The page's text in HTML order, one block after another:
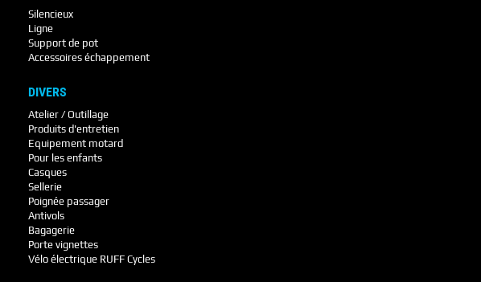
Silencieux
Ligne
Support de pot
Accessoires échappement
DIVERS
Atelier / Outillage
Produits d'entretien
Equipement motard
Pour les enfants
Casques
Sellerie
Poignée passager
Antivols
Bagagerie
Porte vignettes
Vélo électrique RUFF Cycles